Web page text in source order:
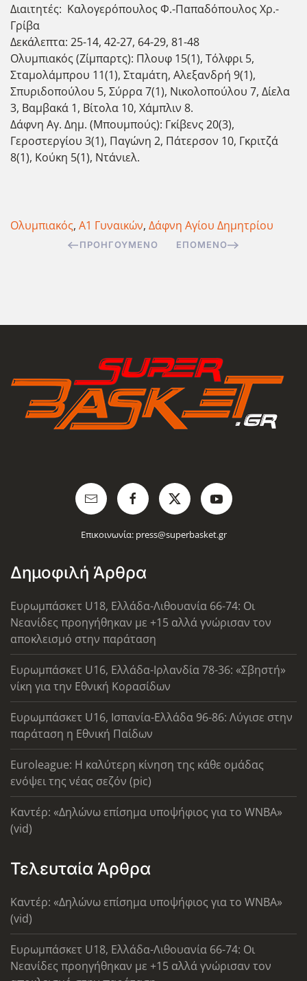
Διαιτητές: Καλογερόπουλος Φ.-Παπαδόπουλος Χρ.-
Γρίβα
Δεκάλεπτα: 25-14, 42-27, 64-29, 81-48
Ολυμπιακός (Ζίμπαρτς): Πλουφ 15(1), Τόλφρι 5,
Σταμολάμπρου 11(1), Σταμάτη, Αλεξανδρή 9(1),
Σπυριδοπούλου 5, Σύρρα 7(1), Νικολοπούλου 7, Δίελα
3, Βαμβακά 1, Βίτολα 10, Χάμπλιν 8.
Δάφνη Αγ. Δημ. (Μπουμπούς): Γκίβενς 20(3),
Γεροστεργίου 3(1), Παγώνη 2, Πάτερσον 10, Γκριτζά
8(1), Κούκη 5(1), Ντάνιελ.
Ολυμπιακός, Α1 Γυναικών, Δάφνη Αγίου Δημητρίου
ΠΡΟΗΓΟΎΜΕΝΟ ΕΠΌΜΕΝΟ
Επικοινωνία: press@superbasket.gr
Δημοφιλή Άρθρα
Ευρωμπάσκετ U18, Ελλάδα-Λιθουανία 66-74: Οι
Νεανίδες προηγήθηκαν με +15 αλλά γνώρισαν τον
αποκλεισμό στην παράταση
Ευρωμπάσκετ U16, Ελλάδα-Ιρλανδία 78-36: «Σβηστή»
νίκη για την Εθνική Κορασίδων
Ευρωμπάσκετ U16, Ισπανία-Ελλάδα 96-86: Λύγισε στην
παράταση η Εθνική Παίδων
Euroleague: Η καλύτερη κίνηση της κάθε ομάδας
ενόψει της νέας σεζόν (pic)
Καντέρ: «Δηλώνω επίσημα υποψήφιος για το WNBA»
(vid)
Τελευταία Άρθρα
Καντέρ: «Δηλώνω επίσημα υποψήφιος για το WNBA»
(vid)
Ευρωμπάσκετ U18, Ελλάδα-Λιθουανία 66-74: Οι
Νεανίδες προηγήθηκαν με +15 αλλά γνώρισαν τον